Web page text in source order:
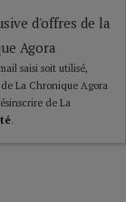
d'offres de la
Agora
saisi soit utilisé,
La Chronique Agora
de La
.